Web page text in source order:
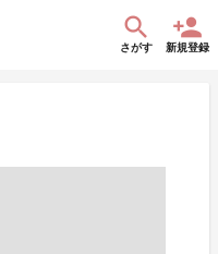
さがす 新規登録